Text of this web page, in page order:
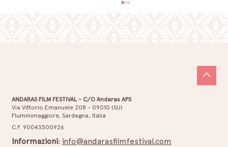
Sabato 04 Luglio 2026 – Diritti, territori e
storie da condividere
ANDARAS FILM FESTIVAL - C/O Andaras APS
Via Vittorio Emanuele 208 - 09010 (SU)
Fluminimaggiore, Sardegna, Italia
C.F. 90043500926
Informazioni: info@andarasfilmfestival.com